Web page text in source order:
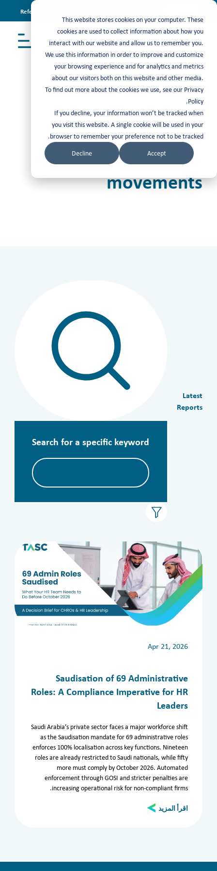
This website stores cookies on your computer. These
cookies are used to collect information about how you
interact with our website and allow us to remember you.
We use this information in order to improve and customize
your browsing experience and for analytics and metrics
about our visitors both on this website and other media.
To find out more about the cookies we use, see our Privacy
Policy.
If you decline, your information won’t be tracked when
you visit this website. A single cookie will be used in your
browser to remember your preference not to be tracked.
Accept
Decline
Refer & earn with the new TASC Referral Program
مرئيات
Stay in the know
of the industry’s
movements
Latest
Reports
Search for a specific keyword
الأرشيف
الأقسام
المدراء Aviation
تقنية المعلومات
المملكة العربية السعودية
invest in Saudi Arabia
Apr 21, 2026
Saudisation of 69 Administrative
Roles: A Compliance Imperative for HR
Leaders
Saudi Arabia’s private sector faces a major workforce shift
as the Saudisation mandate for 69 administrative roles
enforces 100% localisation across key functions. Nineteen
roles are already restricted to Saudi nationals, while fifty
more must comply by October 2026. Automated
enforcement through GOSI and stricter penalties are
increasing operational risk for non-compliant firms.
اقرأ المزيد